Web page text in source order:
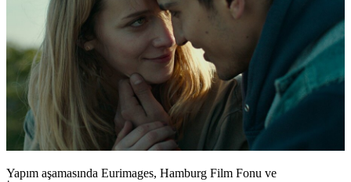
Yapım aşamasında Eurimages, Hamburg Film Fonu ve